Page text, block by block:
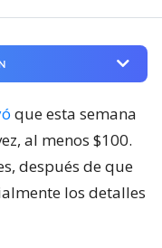
que esta semana
al menos $100.
después de que
los detalles